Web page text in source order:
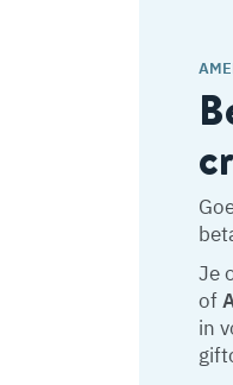
Je
of
in